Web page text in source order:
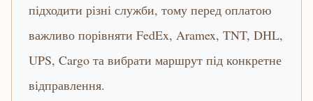
підходити різні служби, тому перед оплатою
важливо порівняти FedEx, Aramex, TNT, DHL,
UPS, Cargo та вибрати маршрут під конкретне
відправлення.